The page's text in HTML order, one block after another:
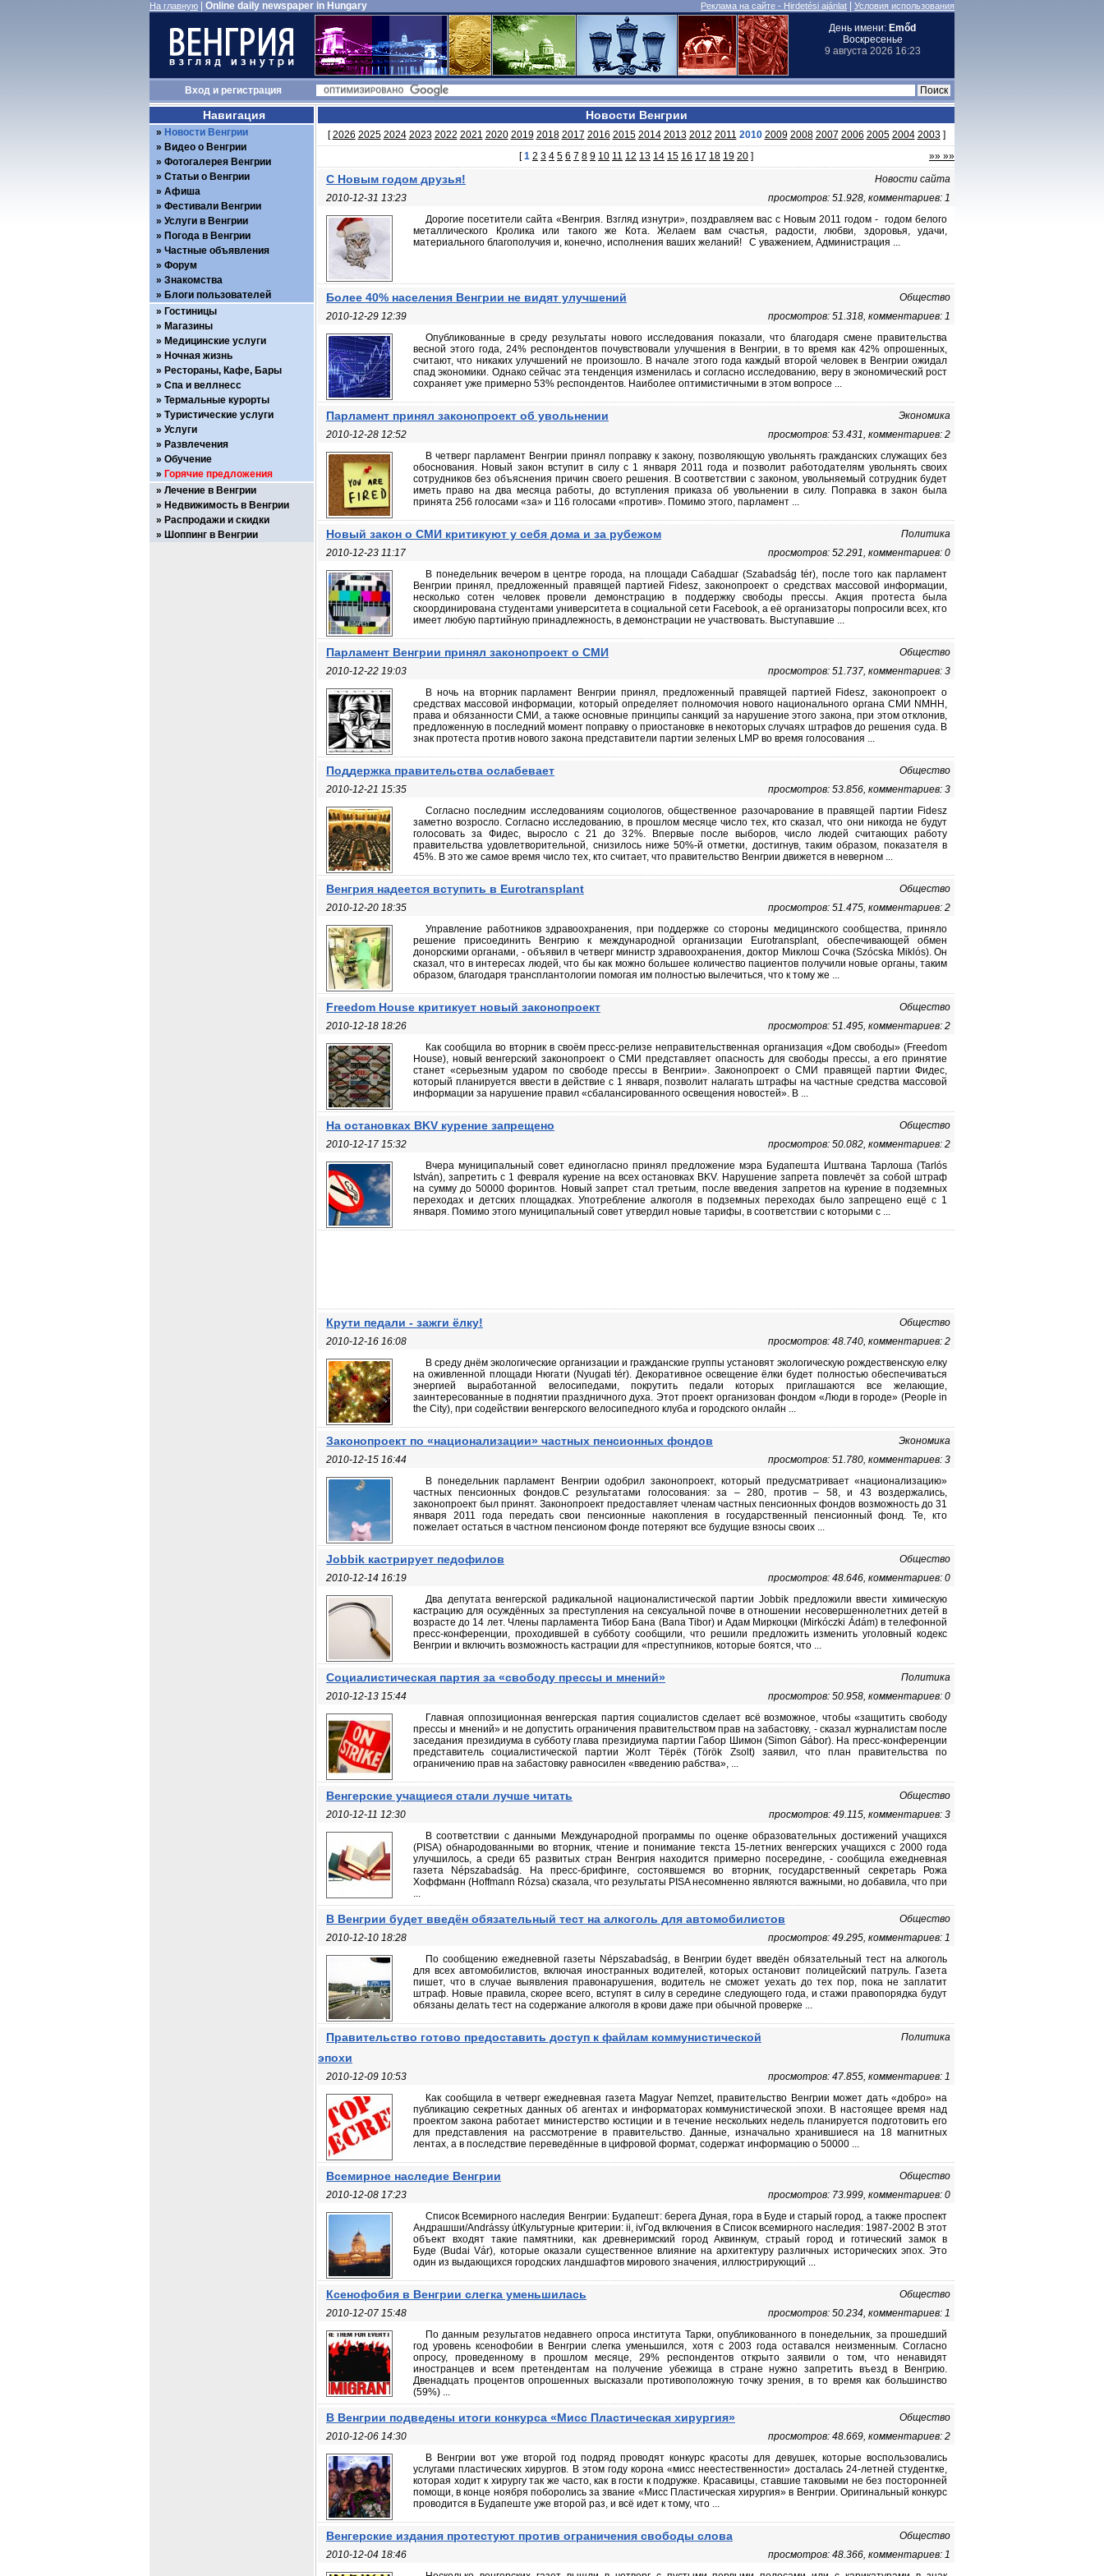
На главную Online daily newspaper in Hungary Реклама на сайте - Hirdetési ajánlat Условия использования
День имени: Emőd
Воскресенье
9 августа 2026 16:23
Входи регистрация
Новости Венгрии
[2026 2025 2024 2023 2022 2021 2020 2019 2018 2017 2016 2015 2014 2013 2012 2011 2010 2009 2008 2007 2006 2005 2004 2003 ]
[1 2 3 4 5 6 7 8 9 10 11 12 13 14 15 16 17 18 19 20 ] »» »»
С Новым годом друзья!
Новости сайта
2010-12-31 13:23
просмотров: 51.928, комментариев: 1
Дорогие посетители сайта «Венгрия. Взгляд изнутри», поздравляем вас с Новым 2011 годом - годом белого
металлического Кролика или такого же Кота. Желаем вам счастья, радости, любви, здоровья, удачи,
материального благополучия и, конечно, исполнения ваших желаний! С уважением, Администрация ...
Более 40% населения Венгрии не видят улучшений
Общество
2010-12-29 12:39
просмотров: 51.318, комментариев: 1
Опубликованные в среду результаты нового исследования показали, что благодаря смене правительства
весной этого года, 24% респондентов почувствовали улучшения в Венгрии, в то время как 42% опрошенных,
считают, что никаких улучшений не произошло. В начале этого года каждый второй человек в Венгрии ожидал
спад экономики. Однако сейчас эта тенденция изменилась и согласно исследованию, веру в экономический рост
сохраняет уже примерно 53% респондентов. Наиболее оптимистичными в этом вопросе ...
Парламент принял законопроект об увольнении
Экономика
2010-12-28 12:52
просмотров: 53.431, комментариев: 2
В четверг парламент Венгрии принял поправку к закону, позволяющую увольнять гражданских служащих без
обоснования. Новый закон вступит в силу с 1 января 2011 года и позволит работодателям увольнять своих
сотрудников без объяснения причин своего решения. В соответствии с законом, увольняемый сотрудник будет
иметь право на два месяца работы, до вступления приказа об увольнении в силу. Поправка в закон была
принята 256 голосами «за» и 116 голосами «против». Помимо этого, парламент ...
Новый закон о СМИ критикуют у себя дома и за рубежом
Политика
2010-12-23 11:17
просмотров: 52.291, комментариев: 0
В понедельник вечером в центре города, на площади Сабадшаг (Szabadság tér), после того как парламент
Венгрии принял, предложенный правящей партией Fidesz, законопроект о средствах массовой информации,
несколько сотен человек провели демонстрацию в поддержку свободы прессы. Акция протеста была
скоординирована студентами университета в социальной сети Facebook, а её организаторы попросили всех, кто
имеет любую партийную принадлежность, в демонстрации не участвовать. Выступавшие ...
Парламент Венгрии принял законопроект о СМИ
Общество
2010-12-22 19:03
просмотров: 51.737, комментариев: 3
В ночь на вторник парламент Венгрии принял, предложенный правящей партией Fidesz, законопроект о
средствах массовой информации, который определяет полномочия нового национального органа СМИ NMHH,
права и обязанности СМИ, а также основные принципы санкций за нарушение этого закона, при этом отклонив,
предложенную в последний момент поправку о приостановке в некоторых случаях штрафов до решения суда. В
знак протеста против нового закона представители партии зеленых LMP во время голосования ...
Поддержка правительства ослабевает
Общество
2010-12-21 15:35
просмотров: 53.856, комментариев: 3
Согласно последним исследованиям социологов, общественное разочарование в правящей партии Fidesz
заметно возросло. Согласно исследованию, в прошлом месяце число тех, кто сказал, что они никогда не будут
голосовать за Фидес, выросло с 21 до 32%. Впервые после выборов, число людей считающих работу
правительства удовлетворительной, снизилось ниже 50%-й отметки, достигнув, таким образом, показателя в
45%. В это же самое время число тех, кто считает, что правительство Венгрии движется в неверном ...
Венгрия надеется вступить в Eurotransplant
Общество
2010-12-20 18:35
просмотров: 51.475, комментариев: 2
Управление работников здравоохранения, при поддержке со стороны медицинского сообщества, приняло
решение присоединить Венгрию к международной организации Eurotransplant, обеспечивающей обмен
донорскими органами, - объявил в четверг министр здравоохранения, доктор Миклош Сочка (Szócska Miklós). Он
сказал, что в интересах людей, что бы как можно большее количество пациентов получили новые органы, таким
образом, благодаря трансплантологии помогая им полностью вылечиться, что к тому же ...
Freedom House критикует новый законопроект
Общество
2010-12-18 18:26
просмотров: 51.495, комментариев: 2
Как сообщила во вторник в своём пресс-релизе неправительственная организация «Дом свободы» (Freedom
House), новый венгерский законопроект о СМИ представляет опасность для свободы прессы, а его принятие
станет «серьезным ударом по свободе прессы в Венгрии». Законопроект о СМИ правящей партии Фидес,
который планируется ввести в действие с 1 января, позволит налагать штрафы на частные средства массовой
информации за нарушение правил «сбалансированного освещения новостей». В ...
На остановках BKV курение запрещено
Общество
2010-12-17 15:32
просмотров: 50.082, комментариев: 2
Вчера муниципальный совет единогласно принял предложение мэра Будапешта Иштвана Тарлоша (Tarlós
István), запретить с 1 февраля курение на всех остановках BKV. Нарушение запрета повлечёт за собой штраф
на сумму до 50000 форинтов. Новый запрет стал третьим, после введения запретов на курение в подземных
переходах и детских площадках. Употребление алкоголя в подземных переходах было запрещено ещё с 1
января. Помимо этого муниципальный совет утвердил новые тарифы, в соответствии с которыми с ...
Крути педали - зажги ёлку!
Общество
2010-12-16 16:08
просмотров: 48.740, комментариев: 2
В среду днём экологические организации и гражданские группы установят экологическую рождественскую елку
на оживленной площади Нюгати (Nyugati tér). Декоративное освещение ёлки будет полностью обеспечиваться
энергией выработанной велосипедами, покрутить педали которых приглашаются все желающие,
заинтересованные в поднятии праздничного духа. Этот проект организован фондом «Люди в городе» (People in
the City), при содействии венгерского велосипедного клуба и городского онлайн ...
Законопроект по «национализации» частных пенсионных фондов
Экономика
2010-12-15 16:44
просмотров: 51.780, комментариев: 3
В понедельник парламент Венгрии одобрил законопроект, который предусматривает «национализацию»
частных пенсионных фондов.С результатами голосования: за – 280, против – 58, и 43 воздержались,
законопроект был принят. Законопроект предоставляет членам частных пенсионных фондов возможность до 31
января 2011 года передать свои пенсионные накопления в государственный пенсионный фонд. Те, кто
пожелает остаться в частном пенсионом фонде потеряют все будущие взносы своих ...
Jobbik кастрирует педофилов
Общество
2010-12-14 16:19
просмотров: 48.646, комментариев: 0
Два депутата венгерской радикальной националистической партии Jobbik предложили ввести химическую
кастрацию для осуждённых за преступления на сексуальной почве в отношении несовершеннолетних детей в
возрасте до 14 лет. Члены парламента Тибор Бана (Bana Tibor) и Адам Миркоцки (Mirkóczki Ádám) в телефонной
пресс-конференции, проходившей в субботу сообщили, что решили предложить изменить уголовный кодекс
Венгрии и включить возможность кастрации для «преступников, которые боятся, что ...
Социалистическая партия за «свободу прессы и мнений»
Политика
2010-12-13 15:44
просмотров: 50.958, комментариев: 0
Главная оппозиционная венгерская партия социалистов сделает всё возможное, чтобы «защитить свободу
прессы и мнений» и не допустить ограничения правительством прав на забастовку, - сказал журналистам после
заседания президиума в субботу глава президиума партии Габор Шимон (Simon Gábor). На пресс-конференции
представитель социалистической партии Жолт Тёрёк (Török Zsolt) заявил, что план правительства по
ограничению прав на забастовку равносилен «введению рабства», ...
Венгерские учащиеся стали лучше читать
Общество
2010-12-11 12:30
просмотров: 49.115, комментариев: 3
В соответствии с данными Международной программы по оценке образовательных достижений учащихся
(PISA) обнародованными во вторник, чтение и понимание текста 15-летних венгерских учащихся с 2000 года
улучшилось, а среди 65 развитых стран Венгрия находится примерно посередине, - сообщила ежедневная
газета Népszabadság. На пресс-брифинге, состоявшемся во вторник, государственный секретарь Рожа
Хоффманн (Hoffmann Rózsa) сказала, что результаты PISA несомненно являются важными, но добавила, что при
...
В Венгрии будет введён обязательный тест на алкоголь для автомобилистов
Общество
2010-12-10 18:28
просмотров: 49.295, комментариев: 1
По сообщению ежедневной газеты Népszabadság, в Венгрии будет введён обязательный тест на алкоголь
для всех автомобилистов, включая иностранных водителей, которых остановит полицейский патруль. Газета
пишет, что в случае выявления правонарушения, водитель не сможет уехать до тех пор, пока не заплатит
штраф. Новые правила, скорее всего, вступят в силу в середине следующего года, и стажи правопорядка будут
обязаны делать тест на содержание алкоголя в крови даже при обычной проверке ...
Правительство готово предоставить доступ к файлам коммунистической
эпохи
Политика
2010-12-09 10:53
просмотров: 47.855, комментариев: 1
Как сообщила в четверг ежедневная газета Magyar Nemzet, правительство Венгрии может дать «добро» на
публикацию секретных данных об агентах и информаторах коммунистической эпохи. В настоящее время над
проектом закона работает министерство юстиции и в течение нескольких недель планируется подготовить его
для представления на рассмотрение в правительство. Данные, изначально хранившиеся на 18 магнитных
лентах, а в последствие переведённые в цифровой формат, содержат информацию о 50000 ...
Всемирное наследие Венгрии
Общество
2010-12-08 17:23
просмотров: 73.999, комментариев: 0
Список Всемирного наследия Венгрии: Будапешт: берега Дуная, гора в Буде и старый город, а также проспект
Андрашши/Andrássy útКультурные критерии: ii, ivГод включения в Список всемирного наследия: 1987-2002 В этот
объект входят такие памятники, как древнеримский город Аквинкум, страый город и готический замок в
Буде (Budai Vár), которые оказали существенное влияние на архитектуру различных исторических эпох. Это
один из выдающихся городских ландшафтов мирового значения, иллюстрирующий ...
Ксенофобия в Венгрии слегка уменьшилась
Общество
2010-12-07 15:48
просмотров: 50.234, комментариев: 1
По данным результатов недавнего опроса института Тарки, опубликованного в понедельник, за прошедший
год уровень ксенофобии в Венгрии слегка уменьшился, хотя с 2003 года оставался неизменным. Согласно
опросу, проведенному в прошлом месяце, 29% респондентов открыто заявили о том, что ненавидят
иностранцев и всем претендентам на получение убежища в стране нужно запретить въезд в Венгрию.
Двенадцать процентов опрошенных высказали противоположную точку зрения, в то время как большинство
(59%) ...
В Венгрии подведены итоги конкурса «Мисс Пластическая хирургия»
Общество
2010-12-06 14:30
просмотров: 48.669, комментариев: 2
В Венгрии вот уже второй год подряд проводят конкурс красоты для девушек, которые воспользовались
услугами пластических хирургов. В этом году корона «мисс неестественности» досталась 24-летней студентке,
которая ходит к хирургу так же часто, как в гости к подружке. Красавицы, ставшие таковыми не без посторонней
помощи, в конце ноября поборолись за звание «Мисс Пластическая хирургия» в Венгрии. Оригинальный конкурс
проводится в Будапеште уже второй раз, и всё идет к тому, что ...
Венгерские издания протестуют против ограничения свободы слова
Общество
2010-12-04 18:46
просмотров: 48.366, комментариев: 1
Навигация
Новости Венгрии
Видео о Венгрии
Фотогалерея Венгрии
Статьи о Венгрии
Афиша
Фестивали Венгрии
Услуги в Венгрии
Погода в Венгрии
Частные объявления
Форум
Знакомства
Блоги пользователей
Гостиницы
Магазины
Медицинские услуги
Ночная жизнь
Рестораны, Кафе, Бары
Спа и веллнесс
Термальные курорты
Туристические услуги
Услуги
Развлечения
Обучение
Горячие предложения
Лечение в Венгрии
Недвижимость в Венгрии
Распродажи и скидки
Шоппинг в Венгрии